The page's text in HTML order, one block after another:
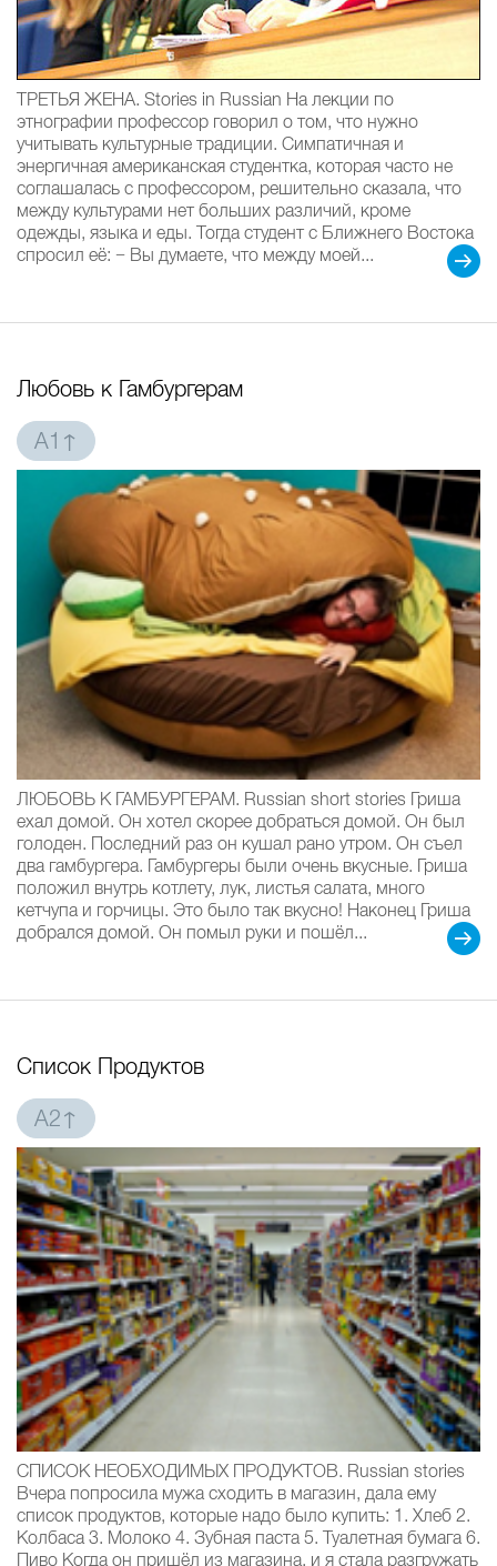
ТРЕТЬЯ ЖЕНА. Stories in Russian На лекции по
этнографии профессор говорил о том, что нужно
учитывать культурные традиции. Симпатичная и
энергичная американская студентка, которая часто не
соглашалась с профессором, решительно сказала, что
между культурами нет больших различий, кроме
одежды, языка и еды. Тогда студент с Ближнего Востока
спросил её: − Вы думаете, что между моей...
Любовь к Гамбургерам
A1↑
ЛЮБОВЬ К ГАМБУРГЕРАМ. Russian short stories Гриша
ехал домой. Он хотел скорее добраться домой. Он был
голоден. Последний раз он кушал рано утром. Он съел
два гамбургера. Гамбургеры были очень вкусные. Гриша
положил внутрь котлету, лук, листья салата, много
кетчупа и горчицы. Это было так вкусно! Наконец Гриша
добрался домой. Он помыл руки и пошёл...
Список Продуктов
A2↑
СПИСОК НЕОБХОДИМЫХ ПРОДУКТОВ. Russian stories
Вчера попросила мужа сходить в магазин, дала ему
список продуктов, которые надо было купить: 1. Хлеб 2.
Колбаса 3. Молоко 4. Зубная паста 5. Туалетная бумага 6.
Пиво Когда он пришёл из магазина, и я стала разгружать